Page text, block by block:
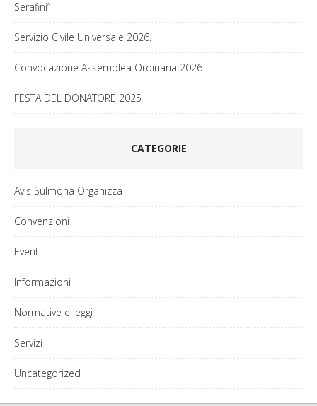
Serafini”
Servizio Civile Universale 2026.
Convocazione Assemblea Ordinaria 2026
FESTA DEL DONATORE 2025
CATEGORIE
Avis Sulmona Organizza
Convenzioni
Eventi
Informazioni
Normative e leggi
Servizi
Uncategorized